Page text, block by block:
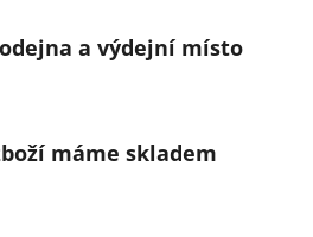
a výdejní místo
máme skladem